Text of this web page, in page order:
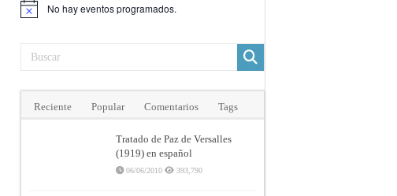
Aviso No hay eventos programados.
Reciente Popular Comentarios Tags
Tratado de Paz de Versalles
(1919) en español
06/06/2010 393,790